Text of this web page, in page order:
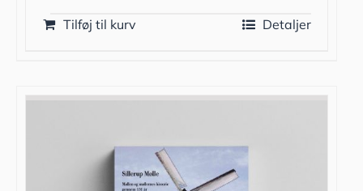
Tilføj til kurv Detaljer